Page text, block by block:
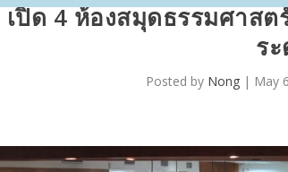
เปิด 4 ห้องสมุดธรรมศาส
ร
Posted by Nong | May